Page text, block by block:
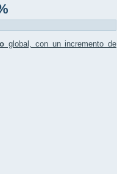
global, con un incremento de